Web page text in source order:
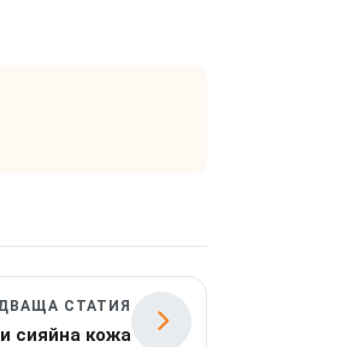
СТАТИЯ
сияйна кожа